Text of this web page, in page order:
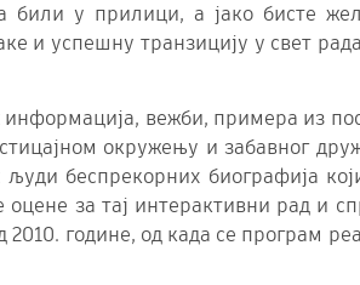
били у прилици, а јако бисте
и успешну транзицију у свет
информација, вежби, примера из
окружењу и забавног
беспрекорних биографија
за тај интерактивни рад и
године, од када се програм